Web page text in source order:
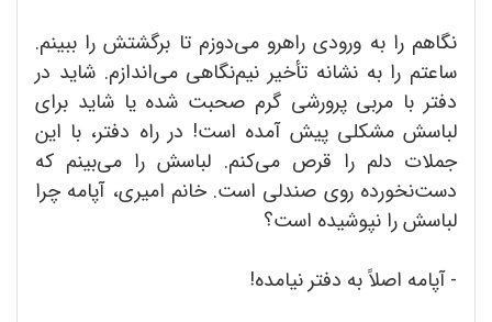
نگاهم را به ورودی راهرو می‌دوزم تا برگشتش را ببینم.
ساعتم را به نشانه تأخیر نیم‌نگاهی می‌اندازم. شاید در
دفتر با مربی پرورشی گرم صحبت شده یا شاید برای
لباسش مشکلی پیش آمده است! در راه دفتر، با این
جملات دلم را قرص می‌کنم. لباسش را می‌بینم که
دست‌نخورده روی صندلی است. خانم امیری، آپامه چرا
لباسش را نپوشیده است؟
- آپامه اصلاً به دفتر نیامده!